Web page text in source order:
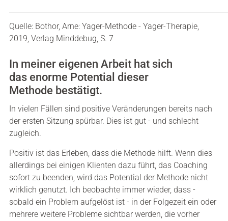
Quelle: Bothor, Arne: Yager-Methode - Yager-Therapie,
2019, Verlag Minddebug, S. 7
In meiner eigenen Arbeit hat sich
das enorme Potential dieser
Methode bestätigt.
In vielen Fällen sind positive Veränderungen bereits nach
der ersten Sitzung spürbar. Dies ist gut - und schlecht
zugleich.
Positiv ist das Erleben, dass die Methode hilft. Wenn dies
allerdings bei einigen Klienten dazu führt, das Coaching
sofort zu beenden, wird das Potential der Methode nicht
wirklich genutzt. Ich beobachte immer wieder, dass -
sobald ein Problem aufgelöst ist - in der Folgezeit ein oder
mehrere weitere Probleme sichtbar werden, die vorher